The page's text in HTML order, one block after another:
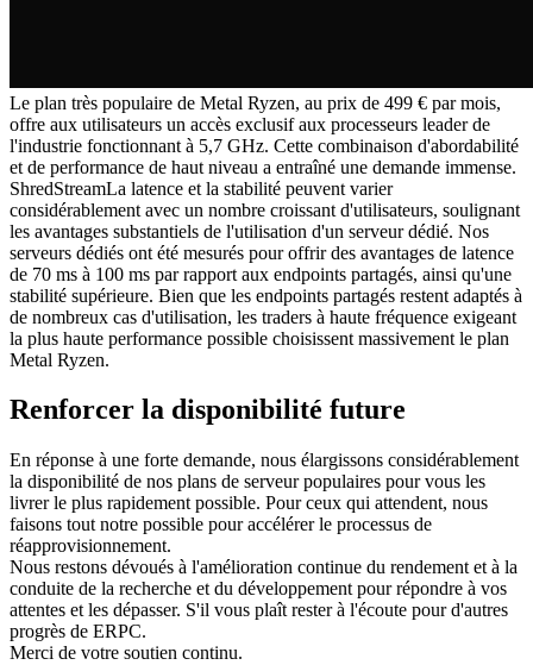
Le plan très populaire de Metal Ryzen, au prix de 499 € par mois,
offre aux utilisateurs un accès exclusif aux processeurs leader de
l'industrie fonctionnant à 5,7 GHz. Cette combinaison d'abordabilité
et de performance de haut niveau a entraîné une demande immense.
ShredStreamLa latence et la stabilité peuvent varier
considérablement avec un nombre croissant d'utilisateurs, soulignant
les avantages substantiels de l'utilisation d'un serveur dédié. Nos
serveurs dédiés ont été mesurés pour offrir des avantages de latence
de 70 ms à 100 ms par rapport aux endpoints partagés, ainsi qu'une
stabilité supérieure. Bien que les endpoints partagés restent adaptés à
de nombreux cas d'utilisation, les traders à haute fréquence exigeant
la plus haute performance possible choisissent massivement le plan
Metal Ryzen.
Renforcer la disponibilité future
En réponse à une forte demande, nous élargissons considérablement
la disponibilité de nos plans de serveur populaires pour vous les
livrer le plus rapidement possible. Pour ceux qui attendent, nous
faisons tout notre possible pour accélérer le processus de
réapprovisionnement.
Nous restons dévoués à l'amélioration continue du rendement et à la
conduite de la recherche et du développement pour répondre à vos
attentes et les dépasser. S'il vous plaît rester à l'écoute pour d'autres
progrès de ERPC.
Merci de votre soutien continu.